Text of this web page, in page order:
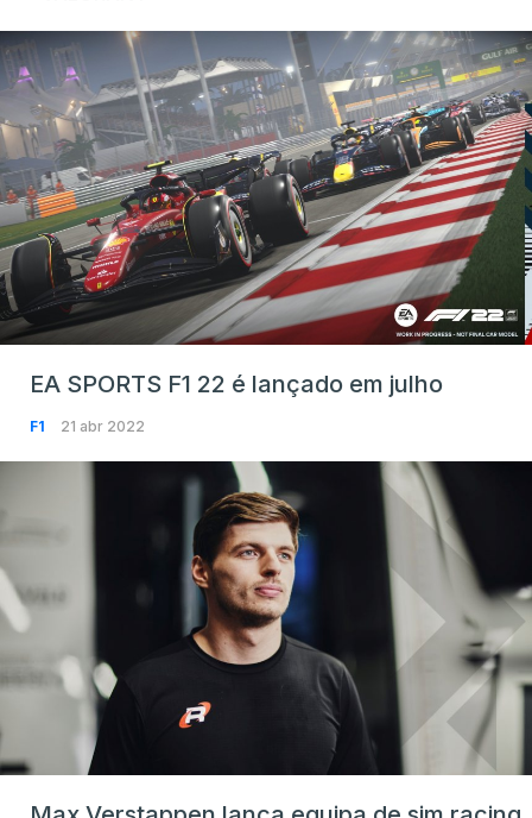
EA SPORTS F1 22 é lançado em julho
F1 21 abr 2022